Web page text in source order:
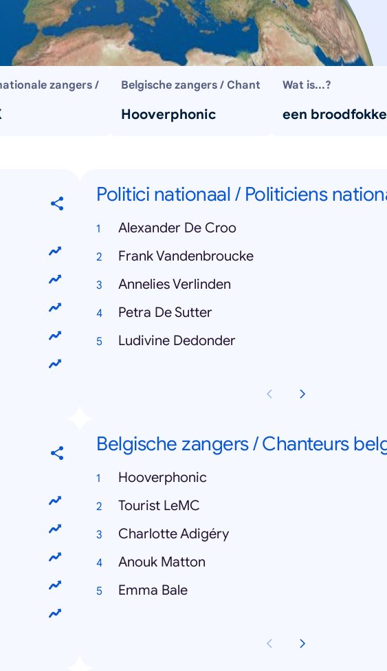
zangers / Belgische zangers / Chant
Hooverphonic
Wat is...?
een
Politici nationaal / Politiciens
Alexander De Croo
Frank Vandenbroucke
Annelies Verlinden
Petra De Sutter
Ludivine Dedonder
Belgische zangers / Chanteurs
Hooverphonic
Tourist LeMC
Charlotte Adigéry
Anouk Matton
Emma Bale